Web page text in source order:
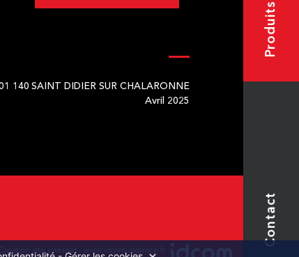
Produits
Contact
140 SAINT DIDIER SUR CHALARONNE
Avril 2025
Création site internet :
www.idcom-lagence.fr